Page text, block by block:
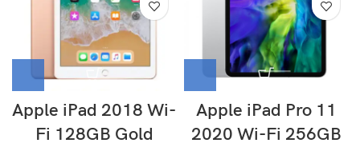
Apple iPad 2018 Wi-
Fi 128GB Gold
Apple iPad Pro 11
2020 Wi-Fi 256GB